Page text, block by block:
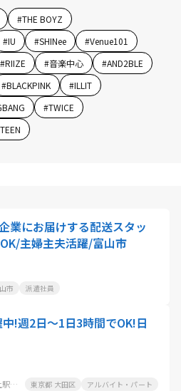
#THE BOYZ
#IU #SHINee #Venue101
#RIIZE #音楽中心 #AND2BLE
#BLACKPINK #ILLIT
#TWICE
業にお届けする配送スタッ
主婦主夫活躍/富山市
市 派遣社員
!週2日～1日3時間でOK!日
ドライ・クリーニングほんま池上駅前店 東京都 大田区 アルバイト・パート